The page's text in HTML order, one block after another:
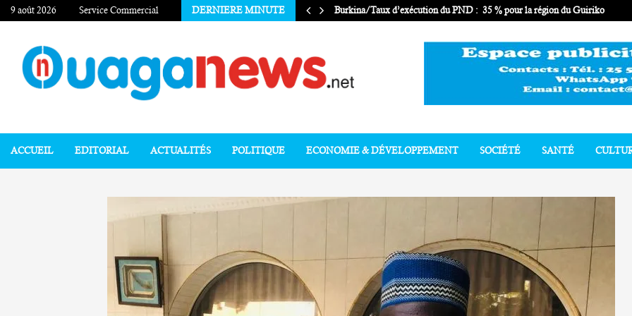
9 août 2026 Service Commercial DERNIERE MINUTE Burkina/Taux d’exécution du PND : 35 % pour la région du Guiriko
ACCUEIL EDITORIAL ACTUALITÉS POLITIQUE ECONOMIE & DÉVELOPPEMENT SOCIÉTÉ SANTÉ